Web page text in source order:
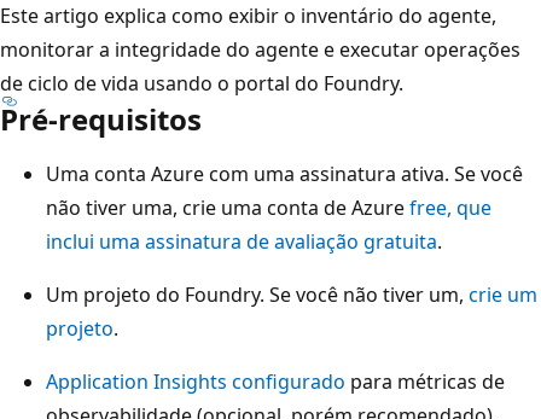
Este artigo explica como exibir o inventário do agente,
monitorar a integridade do agente e executar operações
de ciclo de vida usando o portal do Foundry.
Pré-requisitos
Uma conta Azure com uma assinatura ativa. Se você
não tiver uma, crie uma conta de Azurefree, que
inclui uma assinatura de avaliação gratuita.
Um projeto do Foundry. Se você não tiver um, crie um
projeto.
Application Insights configurado para métricas de